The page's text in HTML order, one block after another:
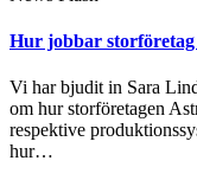
Hur jobbar storföretag
Vi har bjudit in Sara
om hur storföretagen
respektive
hur…